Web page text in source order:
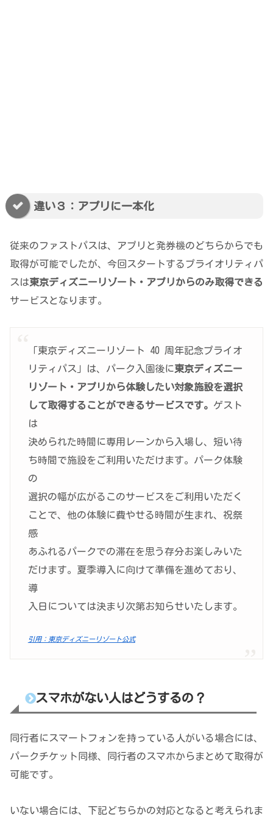
違い３：アプリに一本化
従来のファストパスは、アプリと発券機のどちらからでも
取得が可能でしたが、今回スタートするプライオリティパ
スは東京ディズニーリゾート・アプリからのみ取得できる
サービスとなります。
「東京ディズニーリゾート 40 周年記念プライオ
リティパス」は、パーク入園後に東京ディズニー
リゾート・アプリから体験したい対象施設を選択
して取得することができるサービスです。 ゲスト
は
決められた時間に専用レーンから入場し、短い待
ち時間で施設をご利用いただけます。パーク体験
の
選択の幅が広がるこのサービスをご利用いただく
ことで、他の体験に費やせる時間が生まれ、祝祭
感
あふれるパークでの滞在を思う存分お楽しみいた
だけます。夏季導入に向けて準備を進めており、
導
入日については決まり次第お知らせいたします。
引用：東京ディズニーリゾート公式
スマホがない人はどうするの？
同行者にスマートフォンを持っている人がいる場合には、
パークチケット同様、同行者のスマホからまとめて取得が
可能です。
いない場合には、下記どちらかの対応となると考えられま